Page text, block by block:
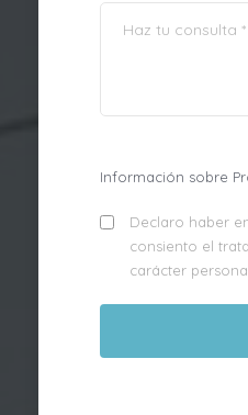
Información sobre
Declaro haber
consiento el
carácter